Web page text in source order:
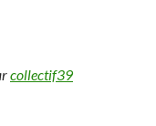
collectif39